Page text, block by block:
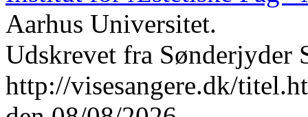
Aarhus Universitet.
Udskrevet fra Sønderjyder
http://visesangere.dk/